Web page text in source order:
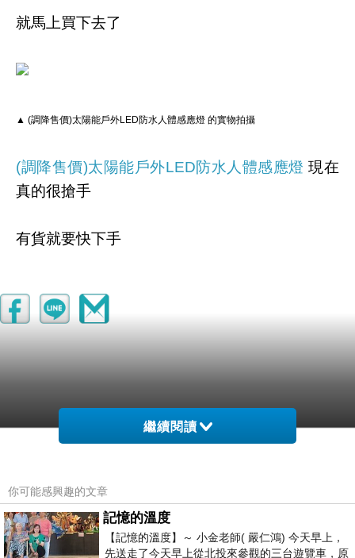
就馬上買下去了
▲ (調降售價)太陽能戶外LED防水人體感應燈 的實物拍攝
(調降售價)太陽能戶外LED防水人體感應燈現在
真的很搶手
有貨就要快下手
↓↓↓好不容易找到的優惠↓↓↓
【 (調降售價)太陽能戶外LED防水人體感應燈
】
繼續閱讀
你可能感興趣的文章
記憶的溫度
【記憶的溫度】～ 小金老師( 嚴仁鴻) 今天早上，
先送走了今天早上從北投來參觀的三台遊覽車，原